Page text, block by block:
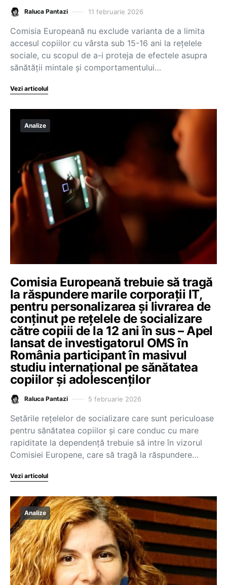
Raluca Pantazi 11 februarie 2026
Comisia Europeană nu exclude varianta de a limita
accesul copiilor cu vârsta sub 15-16 ani la rețelele
sociale, cu scopul de a-i proteja de efectele asupra
sănătății mintale și comportamentului…
Vezi articolul
Analize
Comisia Europeană trebuie să tragă
la răspundere marile corporații IT,
pentru personalizarea și livrarea de
conținut pe rețelele de socializare
către copiii de la 12 ani în sus – Apel
lansat de investigatorul OMS în
România participant în masivul
studiu internațional pe sănătatea
copiilor și adolescenților
Raluca Pantazi 5 februarie 2026
Setările rețelelor de socializare care sunt periculoase
pentru sănătatea copiilor și care conduc cu mare
rapiditate la dependență trebuie să intre în vizorul
Comisiei Europene, care să tragă la răspundere…
Vezi articolul
Analize